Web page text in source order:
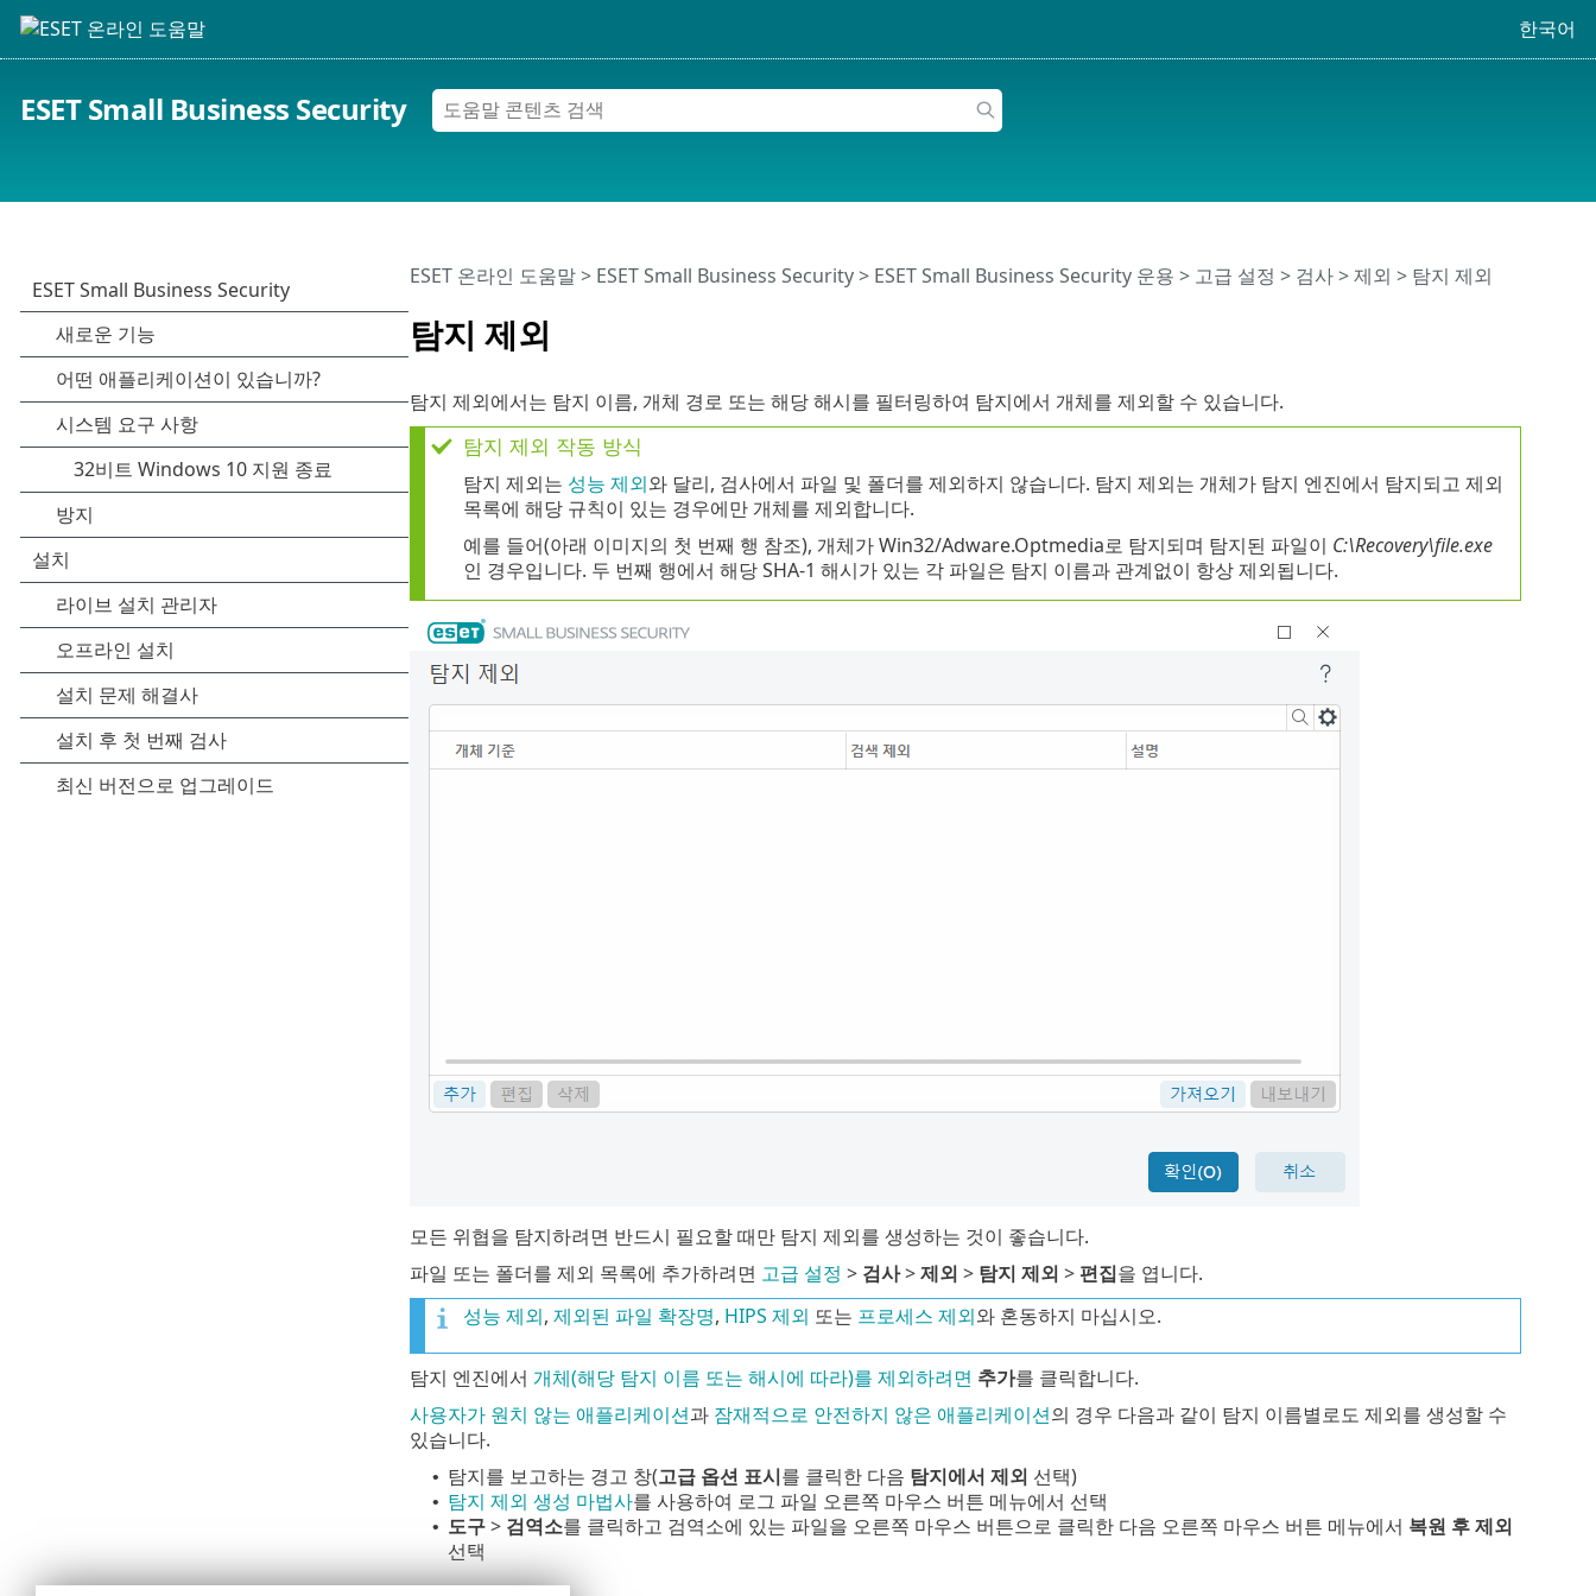
한국어
ESET Small Business Security
탐지 제외
ESET 온라인 도움말> ESET Small Business Security> ESET Small Business Security 운용 > 고급 설정 > 검사>제외 > 탐지 제외
탐지 제외에서는 탐지 이름, 개체 경로 또는 해당 해시를 필터링하여 탐지에서 개체를 제외할 수 있습니다.
탐지 제외 작동 방식
탐지 제외는 성능 제외와 달리, 검사에서 파일 및 폴더를 제외하지 않습니다. 탐지 제외는 개체가 탐지 엔진에서 탐지되고 제외
목록에 해당 규칙이 있는 경우에만 개체를 제외합니다.
예를 들어(아래 이미지의 첫 번째 행 참조), 개체가 Win32/Adware.Optmedia로 탐지되며 탐지된 파일이 C:\Recovery\file.exe
인 경우입니다. 두 번째 행에서 해당 SHA-1 해시가 있는 각 파일은 탐지 이름과 관계없이 항상 제외됩니다.
모든 위협을 탐지하려면 반드시 필요할 때만 탐지 제외를 생성하는 것이 좋습니다.
파일 또는 폴더를 제외 목록에 추가하려면 고급 설정 > 검사>제외 > 탐지 제외 > 편집을 엽니다.
성능 제외, 제외된 파일 확장명, HIPS 제외 또는 프로세스 제외와 혼동하지 마십시오.
탐지 엔진에서 개체(해당 탐지 이름 또는 해시에 따라)를 제외하려면 추가를 클릭합니다.
사용자가 원치 않는 애플리케이션과 잠재적으로 안전하지 않은 애플리케이션의 경우 다음과 같이 탐지 이름별로도 제외를 생성할 수
있습니다.
• 탐지를 보고하는 경고 창(고급 옵션 표시를 클릭한 다음 탐지에서 제외 선택)
• 탐지 제외 생성 마법사를 사용하여 로그 파일 오른쪽 마우스 버튼 메뉴에서 선택
• 도구> 검역소를 클릭하고 검역소에 있는 파일을 오른쪽 마우스 버튼으로 클릭한 다음 오른쪽 마우스 버튼 메뉴에서 복원 후 제외
선택